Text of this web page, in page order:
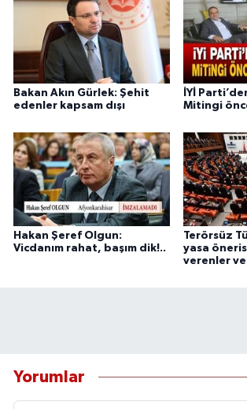
Bakan Akın Gürlek: Şehit
edenler kapsam dışı
İYİ
Mitingi
Hakan Şeref Olgun:
Vicdanım rahat, başım dik!..
Terörsüz
yasa
verenler
Yorumlar